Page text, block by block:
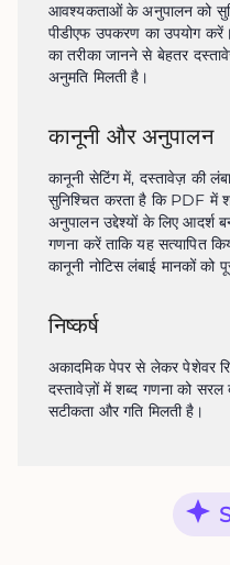
आवश्यकताओं के अनुपालन को
पीडीएफ उपकरण का उपयोग
का तरीका जानने से बेहतर
अनुमति मिलती है।
कानूनी और अनुपालन
कानूनी सेटिंग में, दस्तावेज़ की
सुनिश्चित करता है कि PDF में
अनुपालन उद्देश्यों के लिए आदर्श
गणना करें ताकि यह सत्यापित
कानूनी नोटिस लंबाई मानकों को
निष्कर्ष
अकादमिक पेपर से लेकर पेशेवर
दस्तावेज़ों में शब्द गणना को
सटीकता और गति मिलती है।